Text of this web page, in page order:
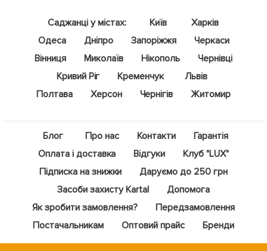
Саджанці у містах: Київ
Харків
Одеса
Дніпро Запоріжжя
Черкаси
Вінниця
Миколаїв Нікополь
Чернівці
Кривий Ріг
Кременчук
Львів
Полтава
Херсон Чернігів Житомир
Блог Про нас Контакти
Гарантія
Оплата і доставка
Відгуки
Клуб "LUX"
Підписка на знижки
Даруємо до 250 грн
Засоби захисту Kartal
Допомога
Як зробити замовлення?
Передзамовлення
Постачальникам
Оптовий прайс Бренди